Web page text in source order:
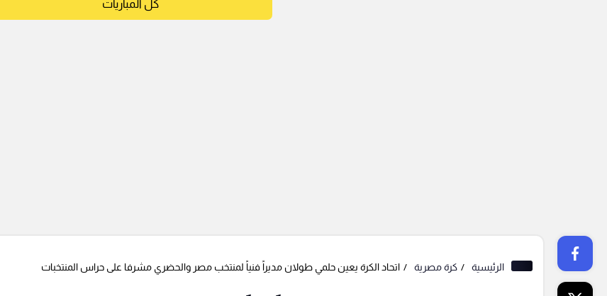
كل المباريات
الرئيسية كرة مصرية اتحاد الكرة يعين حلمي طولان مديراً فنياً لمنتخب مصر والحضري مشرفا على حراس المنتخبات